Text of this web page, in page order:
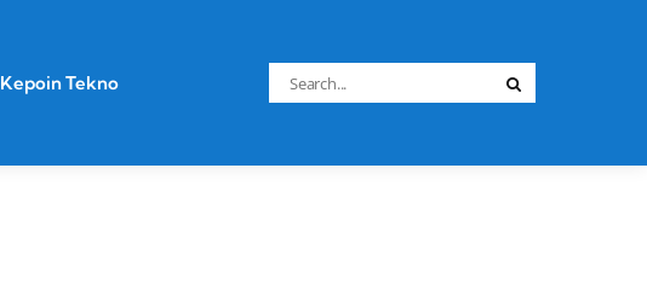
Kepoin Tekno
Search
for: